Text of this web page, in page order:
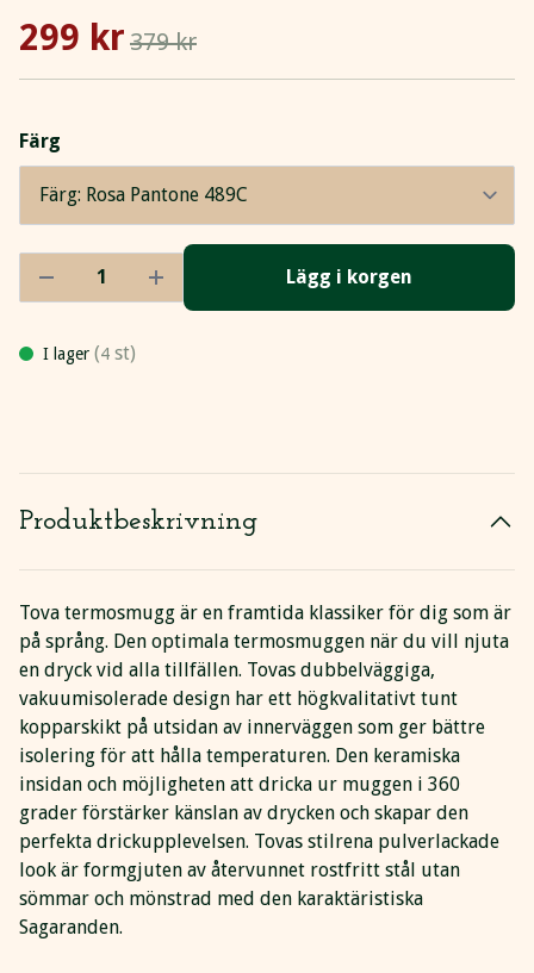
299 kr 379 kr
Färg
Lägg i korgen
I lager (4 st)
Produktbeskrivning
Tova termosmugg är en framtida klassiker för dig som är
på språng. Den optimala termosmuggen när du vill njuta
en dryck vid alla tillfällen. Tovas dubbelväggiga,
vakuumisolerade design har ett högkvalitativt tunt
kopparskikt på utsidan av innerväggen som ger bättre
isolering för att hålla temperaturen. Den keramiska
insidan och möjligheten att dricka ur muggen i 360
grader förstärker känslan av drycken och skapar den
perfekta drickupplevelsen. Tovas stilrena pulverlackade
look är formgjuten av återvunnet rostfritt stål utan
sömmar och mönstrad med den karaktäristiska
Sagaranden.